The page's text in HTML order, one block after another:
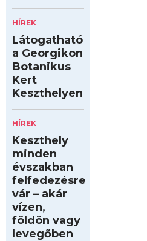
HÍREK
Látogatható
a Georgikon
Botanikus
Kert
Keszthelyen
HÍREK
Keszthely
minden
évszakban
felfedezésre
vár – akár
vízen,
földön vagy
levegőben